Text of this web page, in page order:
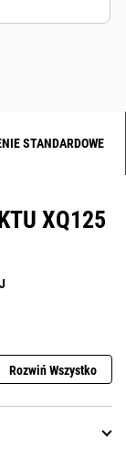
STANDARDOWE
XQ125
Rozwiń Wszystko